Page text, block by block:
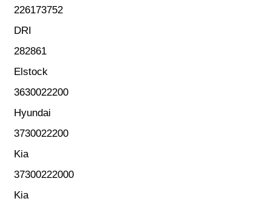
226173752
DRI
282861
Elstock
3630022200
Hyundai
3730022200
Kia
37300222000
Kia